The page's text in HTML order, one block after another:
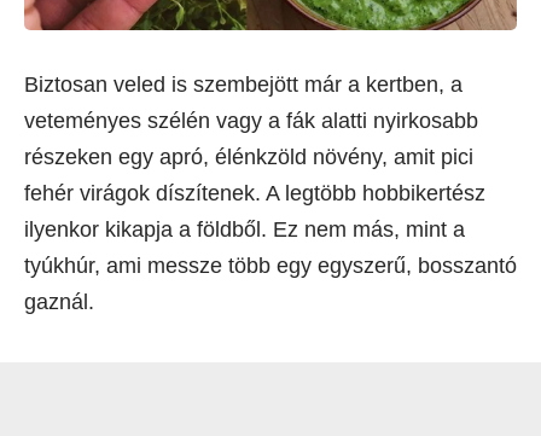
Biztosan veled is szembejött már a kertben, a
veteményes szélén vagy a fák alatti nyirkosabb
részeken egy apró, élénkzöld növény, amit pici
fehér virágok díszítenek. A legtöbb hobbikertész
ilyenkor kikapja a földből. Ez nem más, mint a
tyúkhúr, ami messze több egy egyszerű, bosszantó
gaznál.